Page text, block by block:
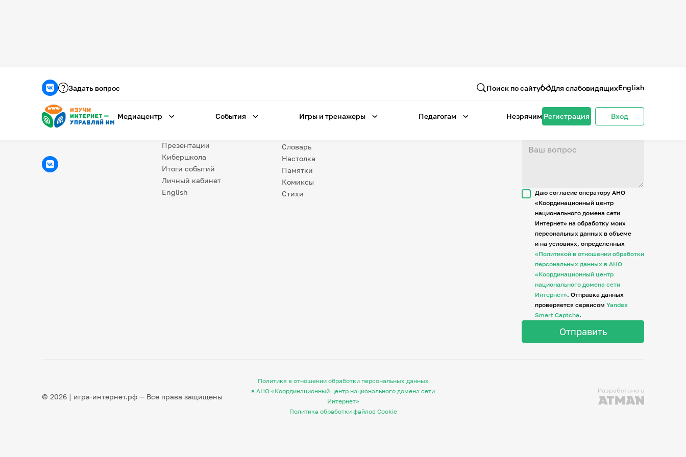
Задать вопрос Поиск по сайту Для слабовидящихEnglish
Медиацентр События Игры и тренажеры Педагогам Незрячим Регистрация Вход
Презентации
Кибершкола
Итоги событий
Личный кабинет
English
Незрячим
Словарь
Настолка
Памятки
Комиксы
Стихи
о проекте
Даю согласие оператору АНО
«Координационный центр
национального домена сети
Интернет» на обработку моих
персональных данных в объеме
и на условиях, определенных
«Политикой в отношении обработки
персональных данных в АНО
«Координационный центр
национального домена сети
Интернет». Отправка данных
проверяется сервисом Yandex
Smart Captcha.
© 2026 | игра-интернет.рф — Все права защищены
Политика в отношении обработки персональных данных
в АНО «Координационный центр национального домена сети
Интернет»
Политика обработки файлов Cookie